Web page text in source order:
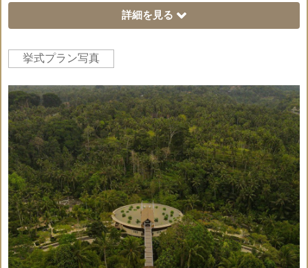
ギフト ×
記号説明
○
挙式代金に含まれてい
るもの。
×
挙式代金に含まれていな
いもの。
オプションペー
ジ
☆ドレス＆タキシードのお持込代金は無料です
◇2つのスタンディングフラワーアレンジメント
◇祭壇のセンターピースフラワー装飾
◇生花プルメリアのバージンロード3種より選択
詳細を見る
挙式プラン写真